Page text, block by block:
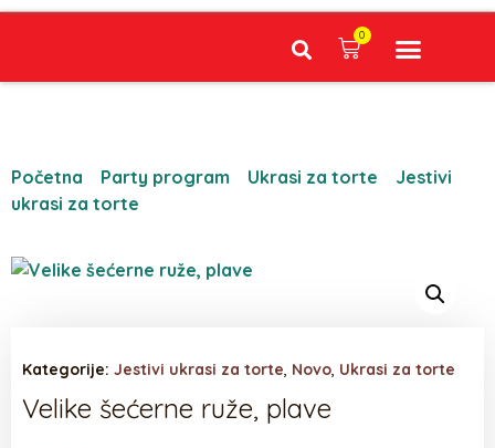
0
Početna Party program Ukrasi za torte
Jestivi
ukrasi za torte
Kategorije: Jestivi ukrasi za torte Novo Ukrasi za torte
Velike šećerne ruže, plave